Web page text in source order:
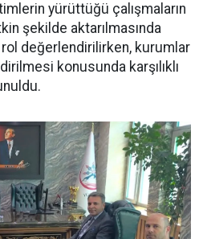
yürüttüğü çalışmaların
şekilde aktarılmasında
rol değerlendirilirken, kurumlar
konusunda karşılıklı